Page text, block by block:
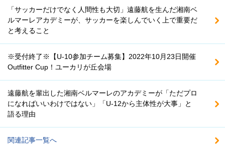
「サッカーだけでなく人間性も大切」遠藤航を生んだ湘南ベ
ルマーレアカデミーが、サッカーを楽しんでいく上で重要だ
と考えること
※受付終了※【U-10参加チーム募集】2022年10月23日開催
Outfitter Cup！ユーカリが丘会場
遠藤航を輩出した湘南ベルマーレのアカデミーが「ただプロ
になればいいわけではない」「U-12から主体性が大事」と
語る理由
関連記事一覧へ